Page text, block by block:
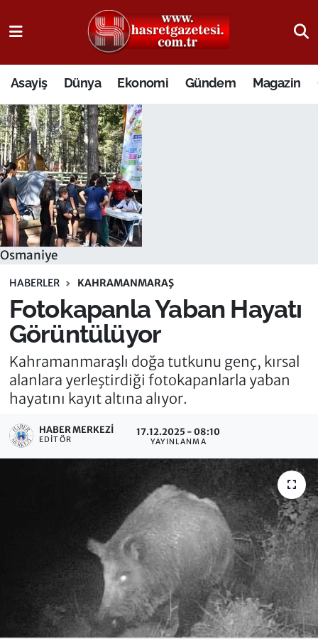
Asayiş Dünya Ekonomi Gündem Magazin
Osmaniye
HABERLER KAHRAMANMARAŞ
Fotokapanla Yaban Hayatı
Görüntülüyor
Kahramanmaraşlı doğa tutkunu genç, kırsal
alanlara yerleştirdiği fotokapanlarla yaban
hayatını kayıt altına alıyor.
HABER MERKEZI
EDITÖR
17.12.2025 - 08:10
YAYINLANMA
Osmaniye Nöbetçi Eczaneler
Osmaniye Hava Durumu
Osmaniye Trafik Yoğunluk Haritası
Süper Lig Puan Durumu ve Fikstür
Tüm Manşetler
Son Dakika Haberleri